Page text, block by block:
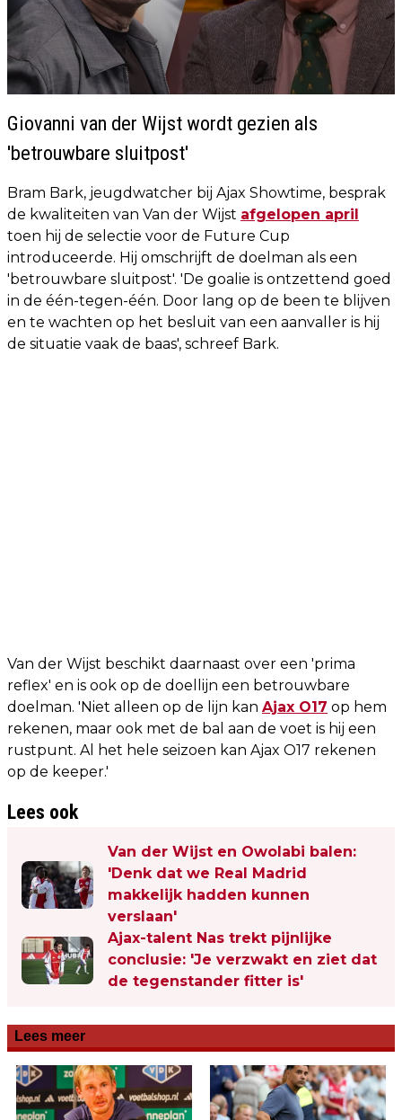
Giovanni van der Wijst wordt gezien als
'betrouwbare sluitpost'
Bram Bark, jeugdwatcher bij Ajax Showtime, besprak
de kwaliteiten van Van der Wijst afgelopen april
toen hij de selectie voor de Future Cup
introduceerde. Hij omschrijft de doelman als een
'betrouwbare sluitpost'. 'De goalie is ontzettend goed
in de één-tegen-één. Door lang op de been te blijven
en te wachten op het besluit van een aanvaller is hij
de situatie vaak de baas', schreef Bark.
Van der Wijst beschikt daarnaast over een 'prima
reflex' en is ook op de doellijn een betrouwbare
doelman. 'Niet alleen op de lijn kan Ajax O17 op hem
rekenen, maar ook met de bal aan de voet is hij een
rustpunt. Al het hele seizoen kan Ajax O17 rekenen
op de keeper.'
Lees ook
Van der Wijst en Owolabi balen:
'Denk dat we Real Madrid
makkelijk hadden kunnen
verslaan'
Ajax-talent Nas trekt pijnlijke
conclusie: 'Je verzwakt en ziet dat
de tegenstander fitter is'